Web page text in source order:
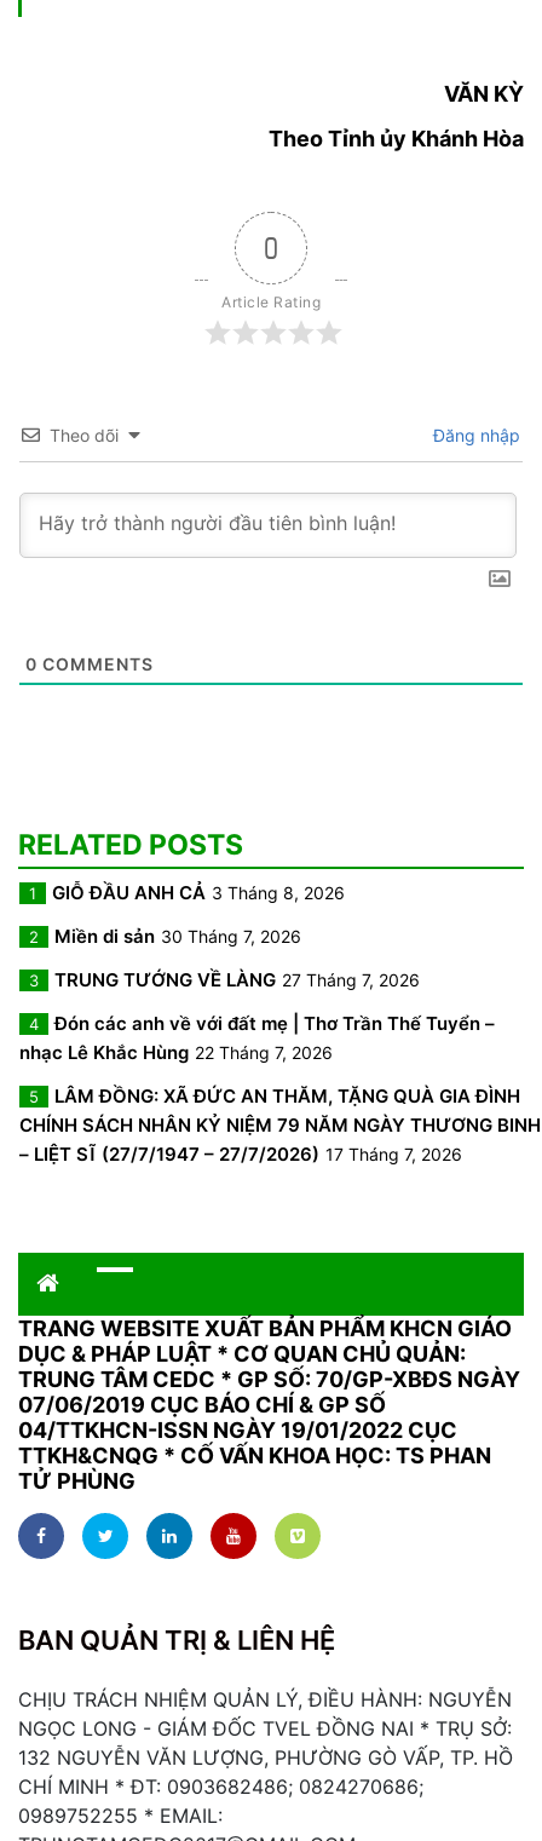
VĂN KỲ
Theo Tỉnh ủy Khánh Hòa
0
Article Rating
Theo dõi Đăng nhập
0 COMMENTS
RELATED POSTS
1 GIỖ ĐẦU ANH CẢ 3 Tháng 8, 2026
2 Miền di sản 30 Tháng 7, 2026
3 TRUNG TƯỚNG VỀ LÀNG 27 Tháng 7, 2026
4
Đón các anh về với đất mẹ | Thơ Trần Thế Tuyển –
nhạc Lê Khắc Hùng 22 Tháng 7, 2026
5
LÂM ĐỒNG: XÃ ĐỨC AN THĂM, TẶNG QUÀ GIA ĐÌNH
CHÍNH SÁCH NHÂN KỶ NIỆM 79 NĂM NGÀY THƯƠNG BINH
– LIỆT SĨ (27/7/1947 – 27/7/2026) 17 Tháng 7, 2026
TRANG WEBSITE XUẤT BẢN PHẨM KHCN GIÁO
DỤC & PHÁP LUẬT * CƠ QUAN CHỦ QUẢN:
TRUNG TÂM CEDC * GP SỐ: 70/GP-XBĐS NGÀY
07/06/2019 CỤC BÁO CHÍ & GP SỐ
04/TTKHCN-ISSN NGÀY 19/01/2022 CỤC
TTKH&CNQG * CỐ VẤN KHOA HỌC: TS PHAN
TỬ PHÙNG
BAN QUẢN TRỊ & LIÊN HỆ
CHỊU TRÁCH NHIỆM QUẢN LÝ, ĐIỀU HÀNH: NGUYỄN
NGỌC LONG - GIÁM ĐỐC TVEL ĐỒNG NAI * TRỤ SỞ:
132 NGUYỄN VĂN LƯỢNG, PHƯỜNG GÒ VẤP, TP. HỒ
CHÍ MINH * ĐT: 0903682486; 0824270686;
0989752255 * EMAIL: